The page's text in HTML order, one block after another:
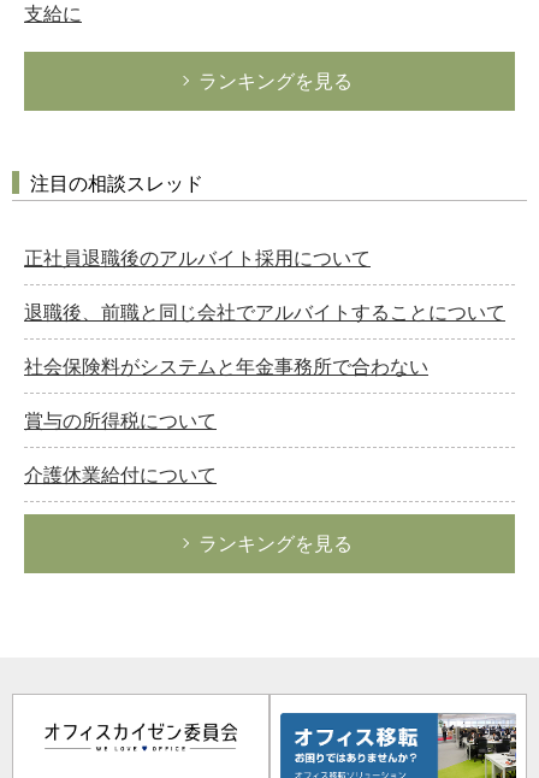
支給に
ランキングを見る
注目の相談スレッド
正社員退職後のアルバイト採用について
退職後、前職と同じ会社でアルバイトすることについて
社会保険料がシステムと年金事務所で合わない
賞与の所得税について
介護休業給付について
ランキングを見る